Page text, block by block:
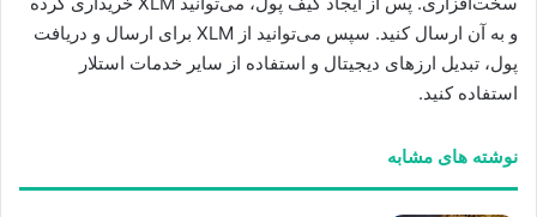
و به آن ارسال کنید. سپس می‌توانید از XLM برای ارسال و دریافت
پول، تبدیل ارزهای دیجیتال و استفاده از سایر خدمات استلار
استفاده کنید.
نوشته های مشابه